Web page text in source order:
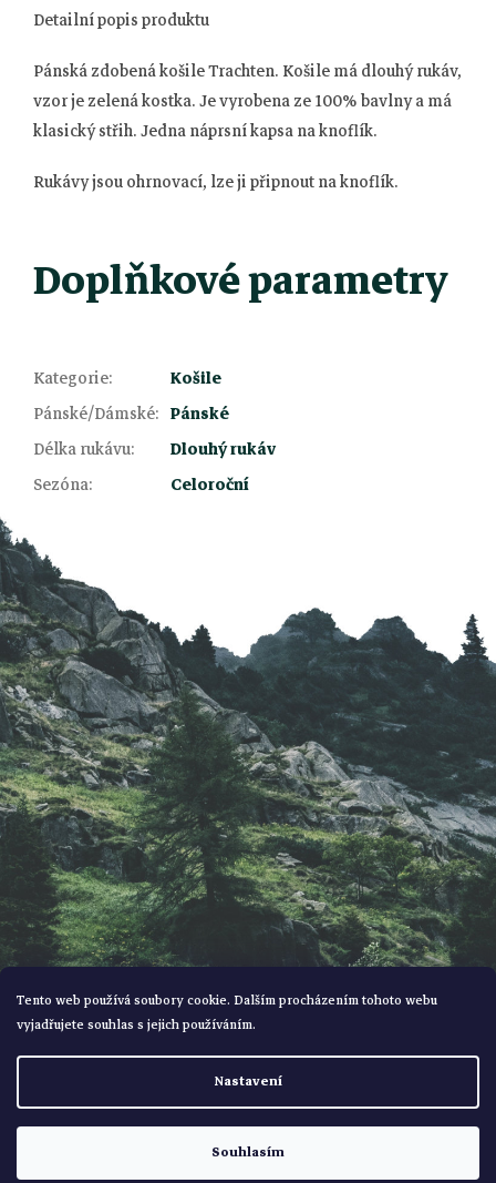
Tento web používá soubory cookie. Dalším procházením tohoto webu
vyjadřujete souhlas s jejich používáním.
Nastavení
Souhlasím
Detailní popis produktu
Pánská zdobená košile Trachten. Košile má dlouhý rukáv,
vzor je zelená kostka. Je vyrobena ze 100% bavlny a má
klasický střih. Jedna náprsní kapsa na knoflík.
Rukávy jsou ohrnovací, lze ji připnout na knoflík.
Doplňkové parametry
Kategorie:
Košile
Pánské/Dámské: Pánské
Délka rukávu:
Dlouhý rukáv
Sezóna: Celoroční
á
p
a
t
í
Vytvořil Shoptet
Bohemialov. Všechna práva vyhrazena.